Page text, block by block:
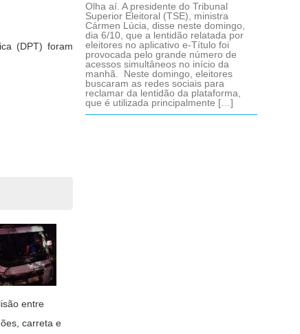
(DPT) foram
entre
carreta e
Olha aí. A presidente do Tribunal
Superior Eleitoral (TSE), ministra
Cármen Lúcia, disse neste domingo,
dia 6/10, que a lentidão relatada por
eleitores no aplicativo e-Título foi
provocada pelo grande número de
acessos simultâneos no início da
manhã. Neste domingo, eleitores
buscaram as redes sociais para
reclamar da lentidão da plataforma,
que é utilizada principalmente […]